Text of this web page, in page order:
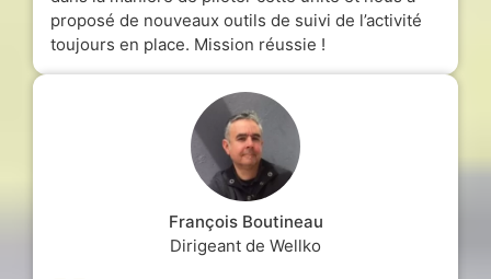
proposé de nouveaux outils de suivi de l’activité
toujours en place. Mission réussie !
François Boutineau
Dirigeant de Wellko